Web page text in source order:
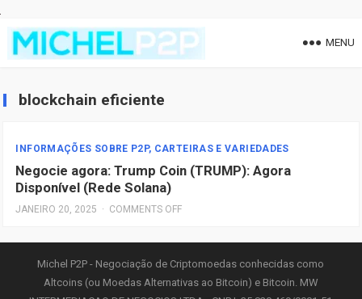
MENU
blockchain eficiente
INFORMAÇÕES SOBRE P2P, CARTEIRAS E VARIEDADES
Negocie agora: Trump Coin (TRUMP): Agora
Disponível (Rede Solana)
JANEIRO 20, 2025 · COMMENTS OFF
Michel P2P - Negociação de Criptomoedas conhecidas como
Altcoins (ou Moedas Alternativas ao Bitcoin) e Bitcoin. MW